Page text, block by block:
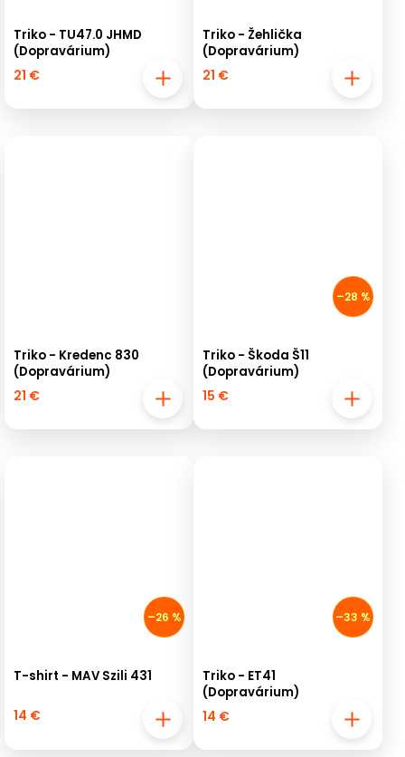
Triko - TU47.0 JHMD
(Dopravárium)
21 €
Triko - Žehlička
(Dopravárium)
21 €
Triko - Kredenc 830
(Dopravárium)
21 €
–28 %
Triko - Škoda Š11
(Dopravárium)
15 €
–26 %
T-shirt - MAV Szili 431
14 €
–33 %
Triko - ET41
(Dopravárium)
14 €